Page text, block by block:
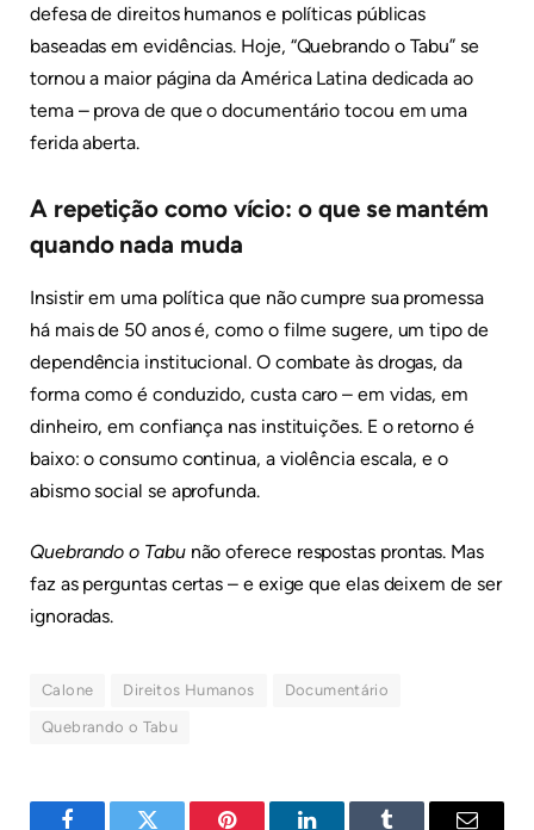
defesa de direitos humanos e políticas públicas
baseadas em evidências. Hoje, “Quebrando o Tabu” se
tornou a maior página da América Latina dedicada ao
tema – prova de que o documentário tocou em uma
ferida aberta.
A repetição como vício: o que se mantém
quando nada muda
Insistir em uma política que não cumpre sua promessa
há mais de 50 anos é, como o filme sugere, um tipo de
dependência institucional. O combate às drogas, da
forma como é conduzido, custa caro – em vidas, em
dinheiro, em confiança nas instituições. E o retorno é
baixo: o consumo continua, a violência escala, e o
abismo social se aprofunda.
Quebrando o Tabunão oferece respostas prontas. Mas
faz as perguntas certas – e exige que elas deixem de ser
ignoradas.
Calone Direitos Humanos Documentário
Quebrando o Tabu